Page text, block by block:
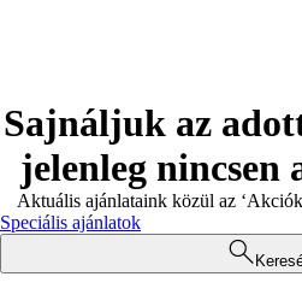
Sajnáljuk az
jelenleg nincsen
Aktuális ajánlataink közül az
Speciális ajánlatok